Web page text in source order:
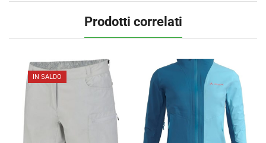
Prodotti correlati
IN SALDO